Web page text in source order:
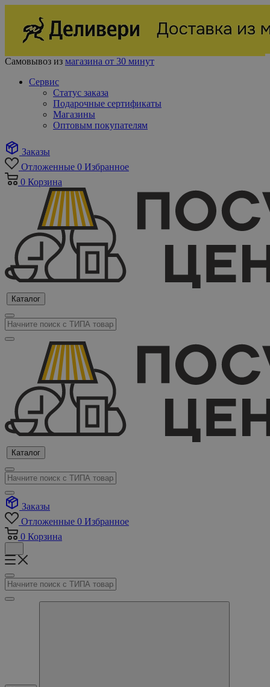
Самовывоз из магазина от 30 минут
Сервис
Статус заказа
Подарочные сертификаты
Магазины
Оптовым покупателям
Заказы
Отложенные 0 Избранное
0 Корзина
Каталог
Каталог
Заказы
Отложенные 0 Избранное
0 Корзина